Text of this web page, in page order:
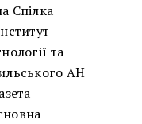
Спілка
та
АН